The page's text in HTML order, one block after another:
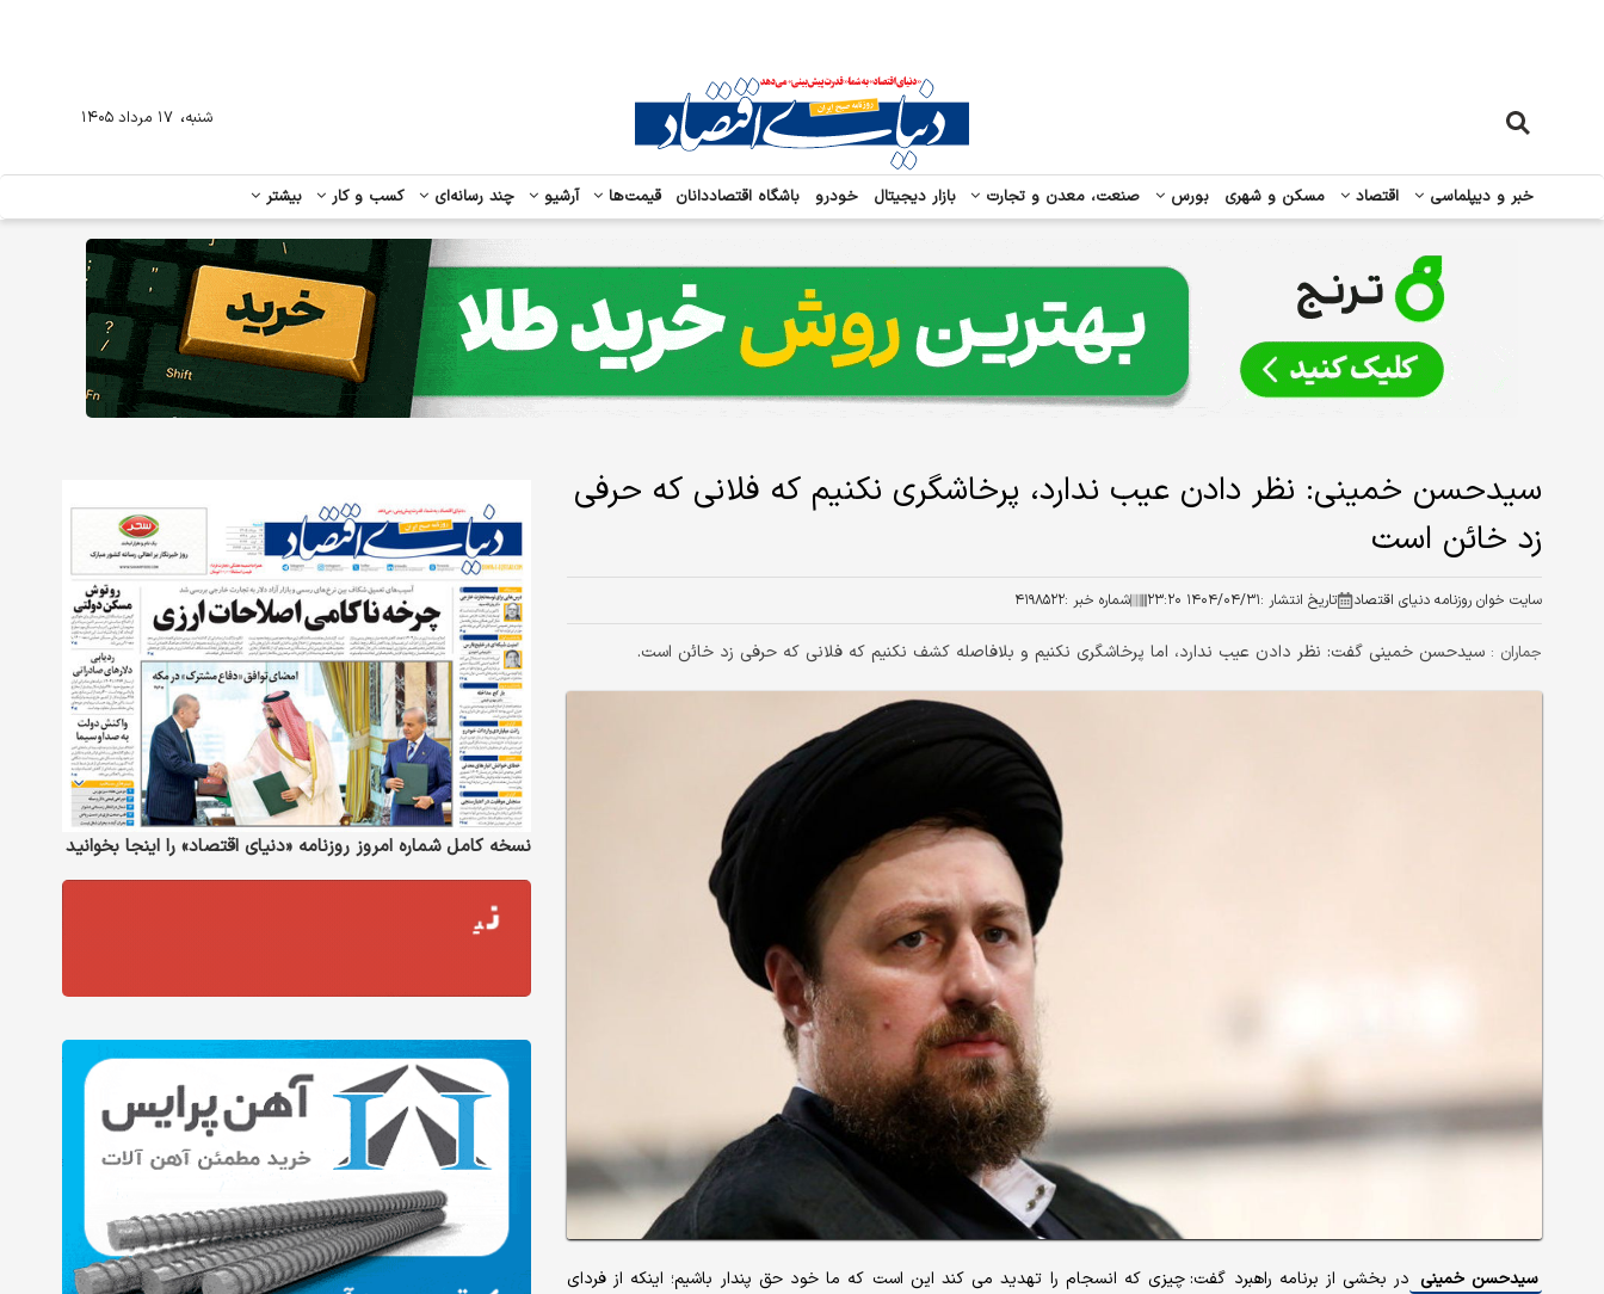
خبر و دیپلماسی اقتصاد مسکن و شهری بورس صنعت، معدن و تجارت بازار دیجیتال خودرو باشگاه اقتصاددانان قیمت‌ها آرشیو چند رسانه‌ای کسب و کار بیشتر
شنبه، ۱۷ مرداد ۱۴۰۵
سیدحسن خمینی: نظر دادن عیب ندارد، پرخاشگری نکنیم که فلانی که حرفی
زد خائن است
سایت خوان روزنامه دنیای اقتصاد تاریخ انتشار :۱۴۰۴/۰۴/۳۱ ۲۳:۲۰ شماره خبر :۴۱۹۸۵۲۲
جماران : سیدحسن خمینی گفت: نظر دادن عیب ندارد، اما پرخاشگری نکنیم و بلافاصله کشف نکنیم که فلانی که حرفی زد خائن است.
سیدحسن خمینی در بخشی از برنامه راهبرد گفت: چیزی که انسجام را تهدید می کند این است که ما خود حق پندار باشیم؛ اینکه از فردای
نسخه کامل شماره امروز روزنامه «دنیای‌ اقتصاد» را اینجا بخوانید